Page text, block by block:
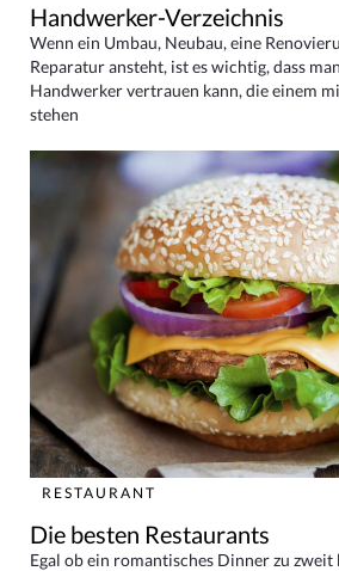
Handwerker-Verzeichnis
Wenn ein Umbau, Neubau, eine
Reparatur ansteht, ist es wichtig, dass
Handwerker vertrauen kann, die einem
stehen
RESTAURANT
Die besten Restaurants
Egal ob ein romantisches Dinner zu